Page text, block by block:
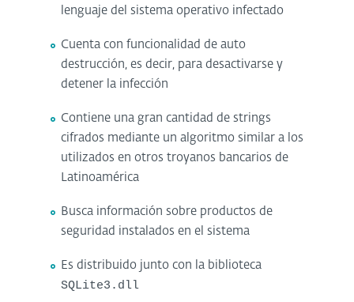
lenguaje del sistema operativo infectado
Cuenta con funcionalidad de auto
destrucción, es decir, para desactivarse y
detener la infección
Contiene una gran cantidad de strings
cifrados mediante un algoritmo similar a los
utilizados en otros troyanos bancarios de
Latinoamérica
Busca información sobre productos de
seguridad instalados en el sistema
Es distribuido junto con la biblioteca
SQLite3.dll